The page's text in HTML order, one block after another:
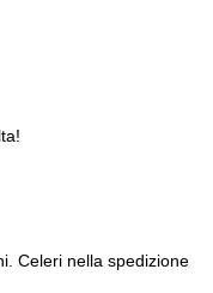
Celeri nella spedizione